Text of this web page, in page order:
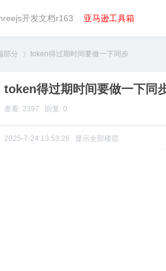
开发文档r163 亚马逊工具箱
部分
›
token得过期时间要做一下同步
token得过期时间要做一下同
查看: 2397 回复: 0
2025-7-24 13:53:26 显示全部楼层